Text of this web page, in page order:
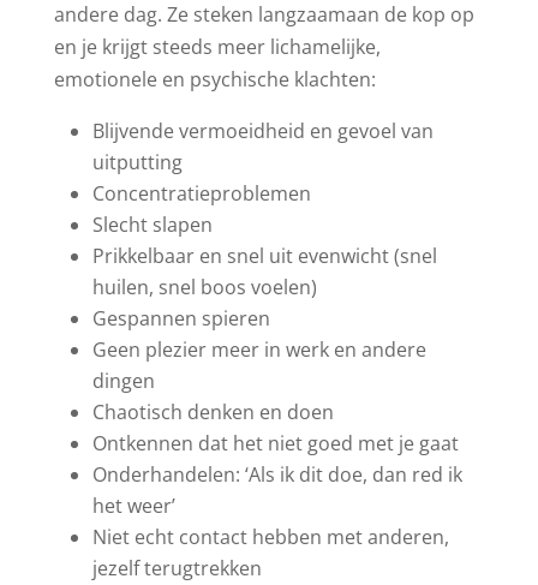
andere dag. Ze steken langzaamaan de kop op
en je krijgt steeds meer lichamelijke,
emotionele en psychische klachten:
Blijvende vermoeidheid en gevoel van
uitputting
Concentratieproblemen
Slecht slapen
Prikkelbaar en snel uit evenwicht (snel
huilen, snel boos voelen)
Gespannen spieren
Geen plezier meer in werk en andere
dingen
Chaotisch denken en doen
Ontkennen dat het niet goed met je gaat
Onderhandelen: ‘Als ik dit doe, dan red ik
het weer’
Niet echt contact hebben met anderen,
jezelf terugtrekken